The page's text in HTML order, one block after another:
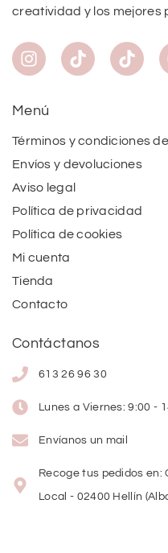
creatividad y los mejores
Menú
Términos y condiciones
Envíos y devoluciones
Aviso legal
Política de privacidad
Política de cookies
Mi cuenta
Tienda
Contacto
Contáctanos
613 26 96 30
Lunes a Viernes: 9:00 -
Envíanos un mail
Recoge tus pedidos en:
Local - 02400 Hellín